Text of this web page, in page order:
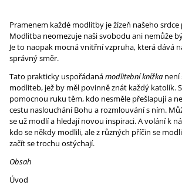
Pramenem každé modlitby je žízeň našeho
Modlitba neomezuje naši svobodu ani nemůže
Je to naopak mocná vnitřní vzpruha, která dává
správný směr.
Tato prakticky uspořádanámodlitební knížka není
modliteb, jež by měl povinně znát každý katolík.
pomocnou ruku těm, kdo nesměle přešlapují a
cestu naslouchání Bohu a rozmlouvání s ním.
se už modlí a hledají novou inspiraci. A volání k
kdo se někdy modlili, ale z různých příčin se
začít se trochu ostýchají.
Obsah
Úvod